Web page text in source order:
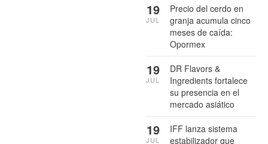
Precio del cerdo en
granja acumula cinco
meses de caída:
Opormex
19
JUL
DR Flavors &
Ingredients fortalece
su presencia en el
mercado asiático
19
JUL
IFF lanza sistema
estabilizador que
19
JUL